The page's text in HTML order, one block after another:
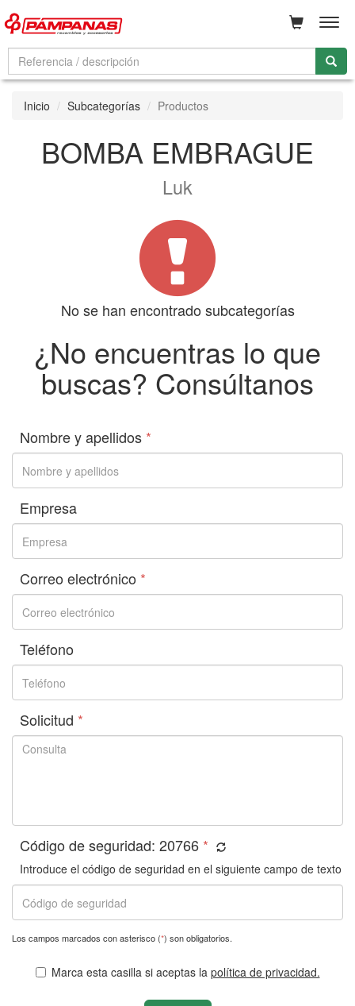
Inicio Subcategorías Productos
BOMBA EMBRAGUE
Luk
No se han encontrado subcategorías
¿No encuentras lo que
buscas? Consúltanos
Nombre y apellidos *
Empresa
Correo electrónico *
Teléfono
Solicitud *
Código de seguridad: 20766 *
Introduce el código de seguridad en el siguiente campo de texto
Los campos marcados con asterisco (*) son obligatorios.
Marca esta casilla si aceptas la política de privacidad.